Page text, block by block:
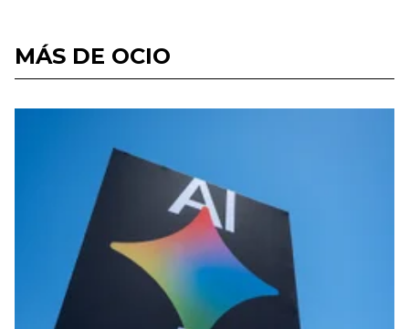
MÁS DE OCIO